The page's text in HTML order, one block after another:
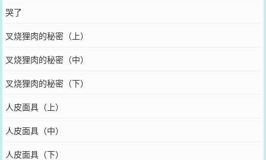
哭了
叉烧狸肉的秘密（上）
叉烧狸肉的秘密（中）
叉烧狸肉的秘密（下）
人皮面具（上）
人皮面具（中）
人皮面具（下）